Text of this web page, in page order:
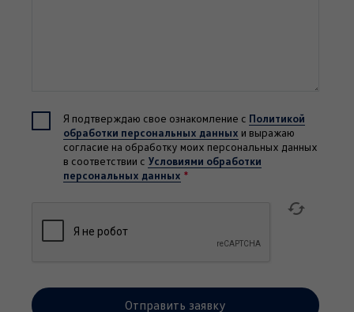
Я подтверждаю свое ознакомление с Политикой
обработки персональных данных и выражаю
согласие на обработку моих персональных данных
в соответствии с Условиями обработки
персональных данных *